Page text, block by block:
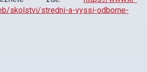
skolstvi/stredni-a-vyssi-odborne-